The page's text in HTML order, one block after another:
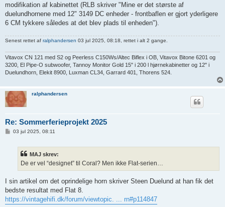
modifikation af kabinettet (RLB skriver "Mine er det største af
duelundhornene med 12" 3149 DC enheder - frontbaflen er gjort yderligere
6 CM tykkere således at det blev plads til enheden").
Senest rettet af ralphandersen 03 jul 2025, 08:18, rettet i alt 2 gange.
Vitavox CN 121 med S2 og Peerless C150Ws/Altec Biflex i OB, Vitavox Bitone 6201 og
3200, El Pipe-O subwoofer, Tannoy Monitor Gold 15" i 200 l hjørnekabinetter og 12" i
Duelundhorn, Elekit 8900, Luxman CL34, Garrard 401, Thorens 524.
ralphandersen
Re: Sommerferieprojekt 2025
03 jul 2025, 08:11
MAJ skrev:
De er vel “designet” til Coral? Men ikke Flat-serien…
I sin artikel om det oprindelige horn skriver Steen Duelund at han fik det
bedste resultat med Flat 8.
https://vintagehifi.dk/forum/viewtopic. ... rn#p114847